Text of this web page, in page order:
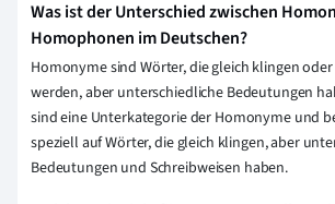
Was ist der Unterschied zwischen
Homophonen im Deutschen?
Homonyme sind Wörter, die gleich klingen
werden, aber unterschiedliche Bedeutungen
sind eine Unterkategorie der Homonyme und
speziell auf Wörter, die gleich klingen, aber
Bedeutungen und Schreibweisen haben.